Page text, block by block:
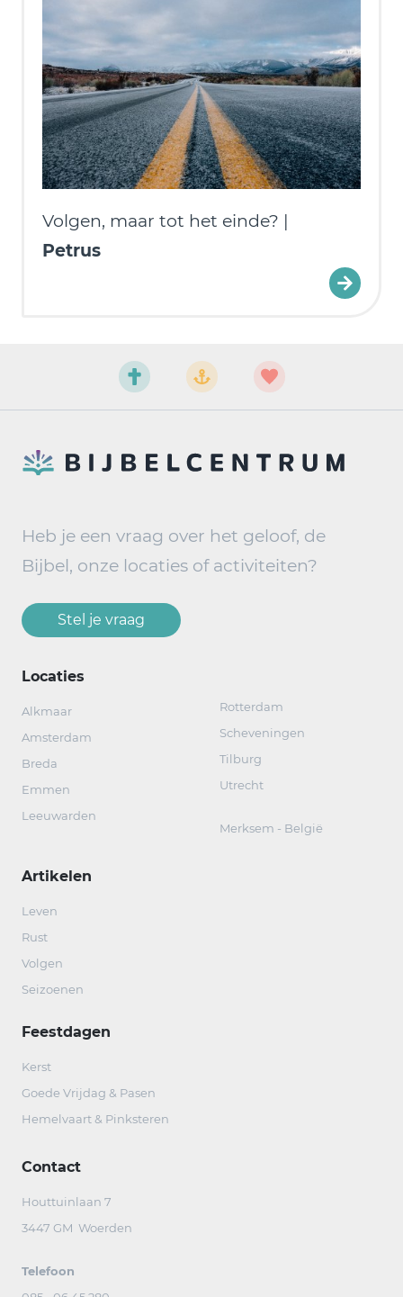
Volgen, maar tot het einde? |
Petrus
Heb je een vraag over het geloof, de
Bijbel, onze locaties of activiteiten?
Stel je vraag
Locaties
Alkmaar
Amsterdam
Breda
Emmen
Leeuwarden
Rotterdam
Scheveningen
Tilburg
Utrecht
Merksem - België
Artikelen
Leven
Rust
Volgen
Seizoenen
Feestdagen
Kerst
Goede Vrijdag & Pasen
Hemelvaart & Pinksteren
Contact
Houttuinlaan 7
3447 GM Woerden
Telefoon